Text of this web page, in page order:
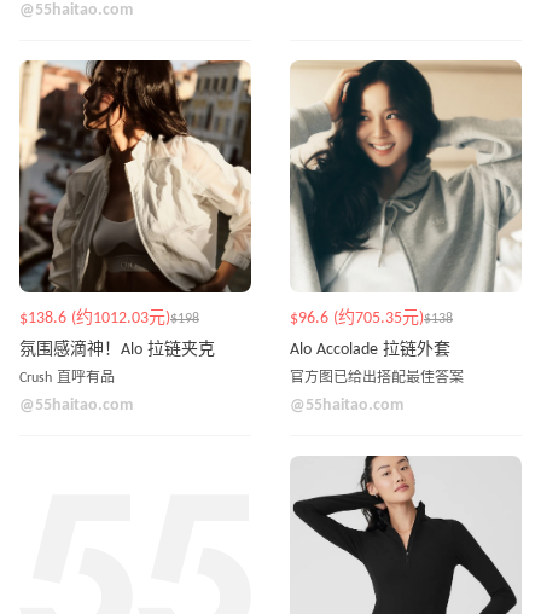
@55haitao.com
$138.6 (约1012.03元)$198
氛围感滴神！Alo 拉链夹克
Crush 直呼有品
@55haitao.com
$96.6 (约705.35元)$138
Alo Accolade 拉链外套
官方图已给出搭配最佳答案
@55haitao.com